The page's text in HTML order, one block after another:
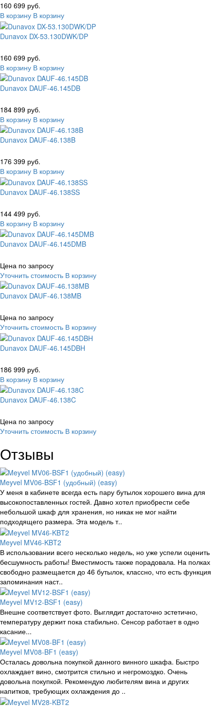
160 699 руб.
В корзину В корзину
Dunavox DX-53.130DWK/DP
160 699 руб.
В корзину В корзину
Dunavox DAUF-46.145DB
184 899 руб.
В корзину В корзину
Dunavox DAUF-46.138B
176 399 руб.
В корзину В корзину
Dunavox DAUF-46.138SS
144 499 руб.
В корзину В корзину
Dunavox DAUF-46.145DMB
Цена по запросу
Уточнить стоимость В корзину
Dunavox DAUF-46.138MB
Цена по запросу
Уточнить стоимость В корзину
Dunavox DAUF-46.145DBH
186 999 руб.
В корзину В корзину
Dunavox DAUF-46.138C
Цена по запросу
Уточнить стоимость В корзину
Отзывы
Meyvel MV06-BSF1 (удобный) (easy)
У меня в кабинете всегда есть пару бутылок хорошего вина для
высокопоставленных гостей. Давно хотел приобрести себе
небольшой шкаф для хранения, но никак не мог найти
подходящего размера. Эта модель т..
Meyvel MV46-KBT2
В использовании всего несколько недель, но уже успели оценить
бесшумность работы! Вместимость также порадовала. На полках
свободно размещается до 46 бутылок, классно, что есть функция
запоминания наст..
Meyvel MV12-BSF1 (easy)
Внешне соответствует фото. Выглядит достаточно эстетично,
температуру держит пока стабильно. Сенсор работает в одно
касание...
Meyvel MV08-BF1 (easy)
Осталась довольна покупкой данного винного шкафа. Быстро
охлаждает вино, смотрится стильно и негромоздко. Очень
довольна покупкой. Рекомендую любителям вина и других
напитков, требующих охлаждения до ..